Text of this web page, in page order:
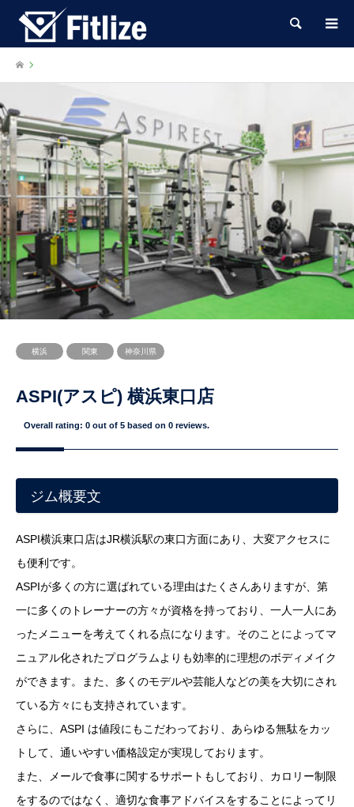
検索
横浜 関東 神奈川県
ASPI(アスピ) 横浜東口店
Overall rating: 0 out of 5 based on 0 reviews.
ジム概要文
ASPI横浜東口店はJR横浜駅の東口方面にあり、大変アクセスに
も便利です。
ASPIが多くの方に選ばれている理由はたくさんありますが、第
一に多くのトレーナーの方々が資格を持っており、一人一人にあ
ったメニューを考えてくれる点になります。そのことによってマ
ニュアル化されたプログラムよりも効率的に理想のボディメイク
ができます。また、多くのモデルや芸能人などの美を大切にされ
ている方々にも支持されています。
さらに、ASPI は値段にもこだわっており、あらゆる無駄をカッ
トして、通いやすい価格設定が実現しております。
また、メールで食事に関するサポートもしており、カロリー制限
をするのではなく、適切な食事アドバイスをすることによってリ